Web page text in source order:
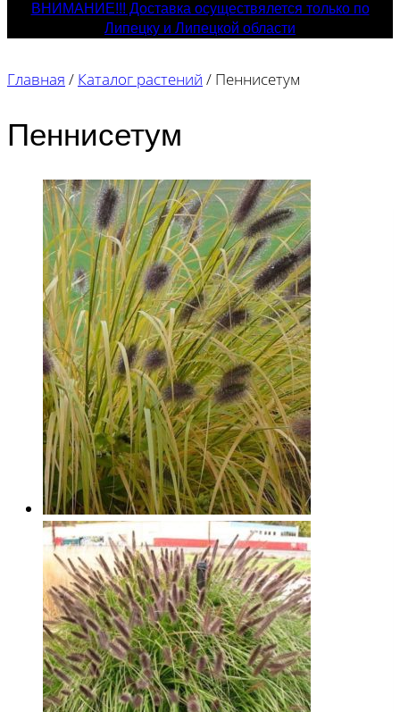
ВНИМАНИЕ!!! Доставка осуществялется только по
Липецку и Липецкой области
Главная / Каталог растений / Пеннисетум
Пеннисетум